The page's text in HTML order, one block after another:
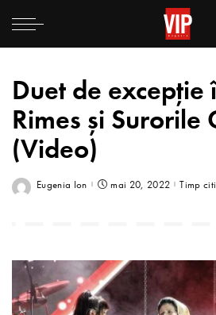
Duet de excepție
Rimes și Surorile
(Video)
Eugenia Ion mai 20, 2022 Timp